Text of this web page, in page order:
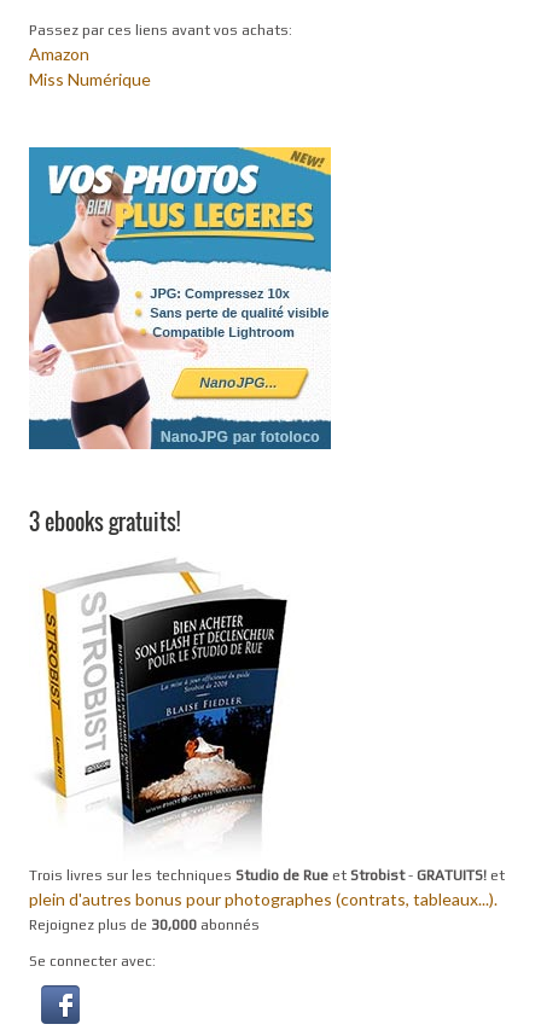
Passez par ces liens avant vos achats:
Amazon
Miss Numérique
3 ebooks gratuits!
Trois livres sur les techniques Studio de Rue et Strobist- GRATUITS! et
plein d'autres bonus pour photographes (contrats, tableaux...).
Rejoignez plus de 30,000 abonnés
Se connecter avec: